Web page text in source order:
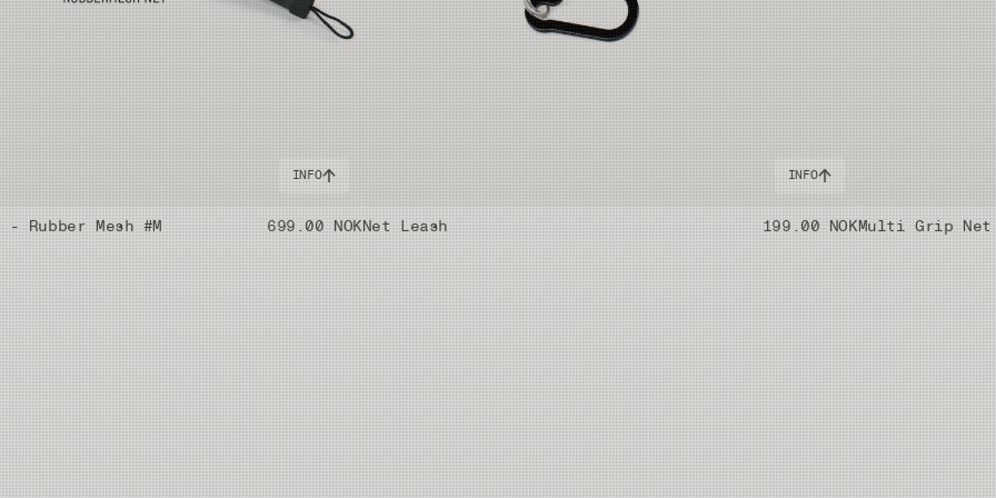
INFO
Rubber Mesh #M 699.00 NOK
INFO
Net Leash 199.00 NOKMulti Grip Net